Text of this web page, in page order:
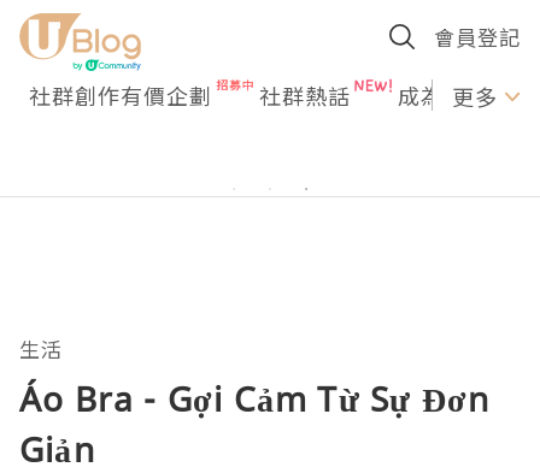
會員登記
社群創作有價企劃 社群熱話 成為U更多
生活
Áo Bra - Gợi Cảm Từ Sự Đơn
Giản